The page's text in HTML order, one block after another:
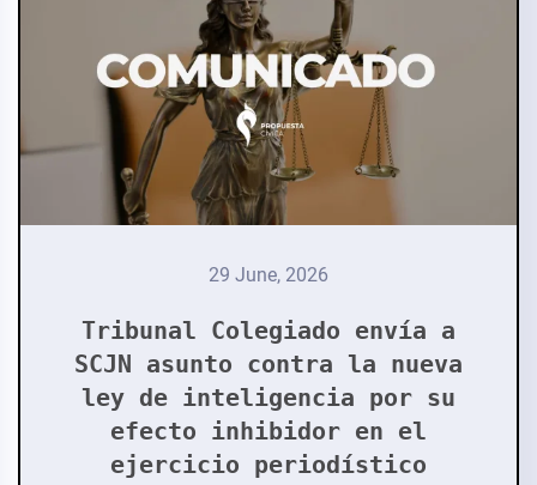
29 June, 2026
Tribunal Colegiado envía a
SCJN asunto contra la nueva
ley de inteligencia por su
efecto inhibidor en el
ejercicio periodístico